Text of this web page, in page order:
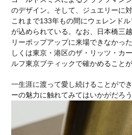
のデザイン。そして、ジュエリーに
これまで133年もの間にウェレンド
が込められている。なお、日本橋三
リーポップアップに来場できなかっ
しくは東京・港区のザ・リッツ・カ
ルフ東京ブティックで確かめること
一生涯に渡って愛し続けることがで
ーの魅力に触れてみてはいかがだろう